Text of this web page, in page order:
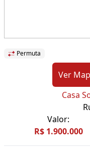
Permuta
Ver
Casa
Valor:
R$ 1.900.000